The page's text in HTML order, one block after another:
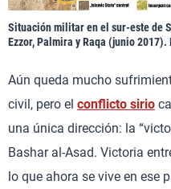
Situación militar en el sur-este de
Ezzor, Palmira y Raqa (junio 2017).
Aún queda mucho
civil, pero el conflicto sirio
una única dirección: la
Bashar al-Asad. Victoria
lo que ahora se vive en ese